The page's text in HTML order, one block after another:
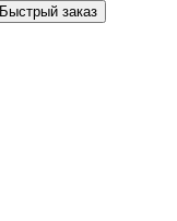
Быстрый заказ